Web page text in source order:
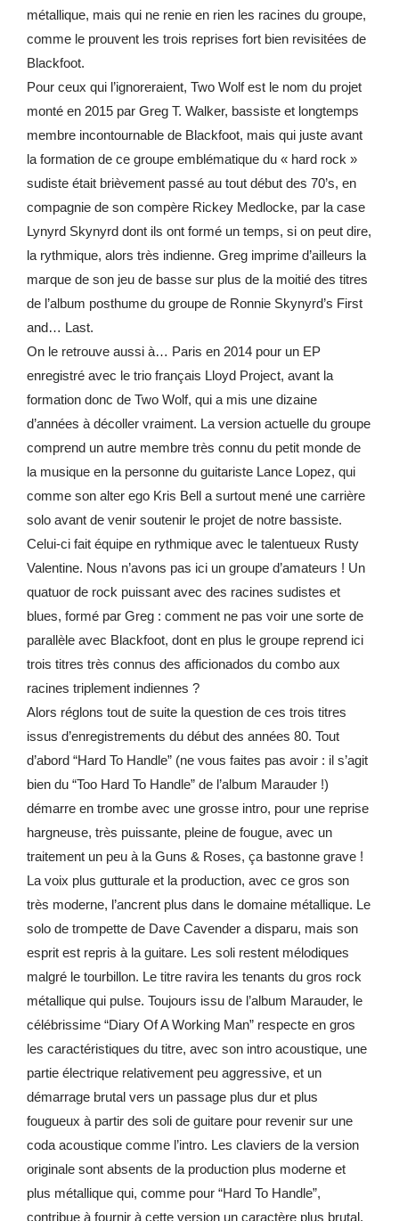
métallique, mais qui ne renie en rien les racines du groupe,
comme le prouvent les trois reprises fort bien revisitées de
Blackfoot.
Pour ceux qui l’ignoreraient, Two Wolf est le nom du projet
monté en 2015 par Greg T. Walker, bassiste et longtemps
membre incontournable de Blackfoot, mais qui juste avant
la formation de ce groupe emblématique du « hard rock »
sudiste était brièvement passé au tout début des 70’s, en
compagnie de son compère Rickey Medlocke, par la case
Lynyrd Skynyrd dont ils ont formé un temps, si on peut dire,
la rythmique, alors très indienne. Greg imprime d’ailleurs la
marque de son jeu de basse sur plus de la moitié des titres
de l’album posthume du groupe de Ronnie Skynyrd’s First
and… Last.
On le retrouve aussi à… Paris en 2014 pour un EP
enregistré avec le trio français Lloyd Project, avant la
formation donc de Two Wolf, qui a mis une dizaine
d’années à décoller vraiment. La version actuelle du groupe
comprend un autre membre très connu du petit monde de
la musique en la personne du guitariste Lance Lopez, qui
comme son alter ego Kris Bell a surtout mené une carrière
solo avant de venir soutenir le projet de notre bassiste.
Celui-ci fait équipe en rythmique avec le talentueux Rusty
Valentine. Nous n’avons pas ici un groupe d’amateurs ! Un
quatuor de rock puissant avec des racines sudistes et
blues, formé par Greg : comment ne pas voir une sorte de
parallèle avec Blackfoot, dont en plus le groupe reprend ici
trois titres très connus des afficionados du combo aux
racines triplement indiennes ?
Alors réglons tout de suite la question de ces trois titres
issus d’enregistrements du début des années 80. Tout
d’abord “Hard To Handle” (ne vous faites pas avoir : il s’agit
bien du “Too Hard To Handle” de l’album Marauder !)
démarre en trombe avec une grosse intro, pour une reprise
hargneuse, très puissante, pleine de fougue, avec un
traitement un peu à la Guns & Roses, ça bastonne grave !
La voix plus gutturale et la production, avec ce gros son
très moderne, l’ancrent plus dans le domaine métallique. Le
solo de trompette de Dave Cavender a disparu, mais son
esprit est repris à la guitare. Les soli restent mélodiques
malgré le tourbillon. Le titre ravira les tenants du gros rock
métallique qui pulse. Toujours issu de l’album Marauder, le
célébrissime “Diary Of A Working Man” respecte en gros
les caractéristiques du titre, avec son intro acoustique, une
partie électrique relativement peu aggressive, et un
démarrage brutal vers un passage plus dur et plus
fougueux à partir des soli de guitare pour revenir sur une
coda acoustique comme l’intro. Les claviers de la version
originale sont absents de la production plus moderne et
plus métallique qui, comme pour “Hard To Handle”,
contribue à fournir à cette version un caractère plus brutal,